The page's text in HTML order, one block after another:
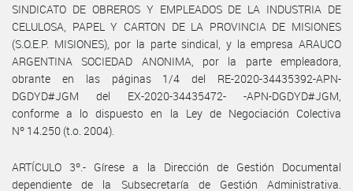
SINDICATO DE OBREROS Y EMPLEADOS DE LA INDUSTRIA DE
CELULOSA, PAPEL Y CARTON DE LA PROVINCIA DE MISIONES
(S.O.E.P. MISIONES), por la parte sindical, y la empresa ARAUCO
ARGENTINA SOCIEDAD ANONIMA, por la parte empleadora,
obrante en las páginas 1/4 del RE-2020-34435392-APN-
DGDYD#JGM del EX-2020-34435472- -APN-DGDYD#JGM,
conforme a lo dispuesto en la Ley de Negociación Colectiva
Nº 14.250 (t.o. 2004).
ARTÍCULO 3º.- Gírese a la Dirección de Gestión Documental
dependiente de la Subsecretaría de Gestión Administrativa.